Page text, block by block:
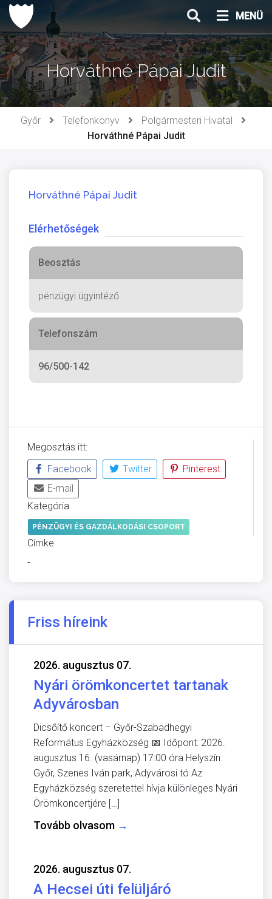
Ugrás
tartalomhoz
MENÜ
Horváthné Pápai Judit
Győr Telefonkönyv
Polgármesteri Hivatal
Horváthné Pápai Judit
Horváthné Pápai Judit
Elérhetőségek
Beosztás
pénzügyi ügyintéző
Telefonszám
96/500-142
Megosztás itt:
Facebook
Twitter
Pinterest
E-mail
Kategória
PÉNZÜGYI ÉS GAZDÁLKODÁSI CSOPORT
Címke
-
Friss híreink
2026. augusztus 07.
Nyári örömkoncertet tartanak
Adyvárosban
Dicsőítő koncert – Győr-Szabadhegyi
Református Egyházközség 📅 Időpont: 2026.
augusztus 16. (vasárnap) 17:00 óra Helyszín:
Győr, Szenes Iván park, Adyvárosi tó Az
Egyházközség szeretettel hívja különleges Nyári
Örömkoncertjére […]
Tovább olvasom →
2026. augusztus 07.
A Hecsei úti felüljáró